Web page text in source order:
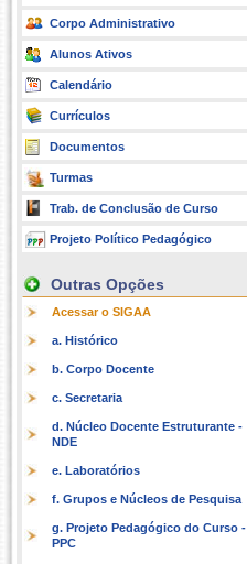
Corpo Administrativo
Alunos Ativos
Calendário
Currículos
Documentos
Turmas
Trab. de Conclusão de Curso
Projeto Político Pedagógico
Outras Opções
Acessar o SIGAA
a. Histórico
b. Corpo Docente
c. Secretaria
d. Núcleo Docente Estruturante -
NDE
e. Laboratórios
f. Grupos e Núcleos de Pesquisa
g. Projeto Pedagógico do Curso -
PPC